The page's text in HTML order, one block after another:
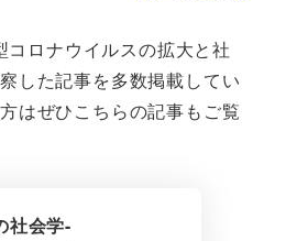
コロナウイルスの拡大と社
した記事を多数掲載してい
はぜひこちらの記事もご覧
社会学-